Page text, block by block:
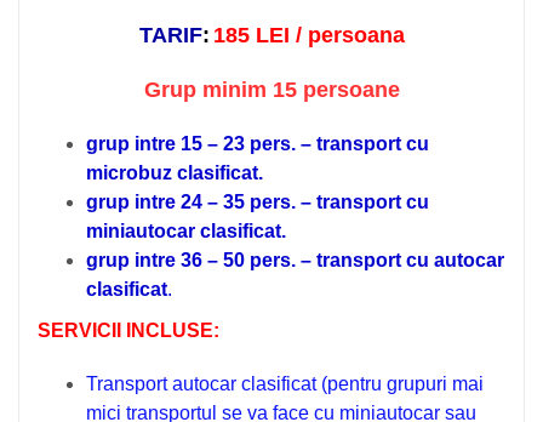
TARIF: 185 LEI / persoana
Grup minim 15 persoane
grup intre 15 – 23 pers. – transport cu
microbuz clasificat.
grup intre 24 – 35 pers. – transport cu
miniautocar clasificat.
grup intre 36 – 50 pers. – transport cu autocar
clasificat.
SERVICII INCLUSE:
Transport autocar clasificat (pentru grupuri mai
mici transportul se va face cu miniautocar sau